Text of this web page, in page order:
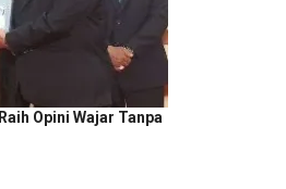
Opini Wajar Tanpa